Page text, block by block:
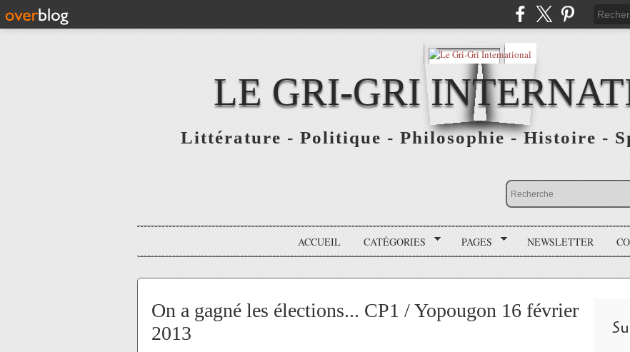
LE GRI-GRI
Littérature - Politique - Philosophie - Histoire -
ACCUEIL CATÉGORIES PAGES NEWSLETTER
On a gagné les élections... CP1 / Yopougon 16 février
2013